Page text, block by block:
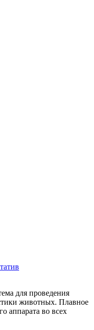
для проведения
животных. Плавное
аппарата во всех